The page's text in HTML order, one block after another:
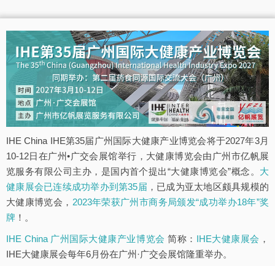
IHE China IHE第35届广州国际大健康产业博览会将于2027年3月
10-12日在广州•广交会展馆举行，大健康博览会由广州市亿帆展
览服务有限公司主办，是国内首个提出“大健康博览会”概念。 大
健康展会已连续成功举办到第35届 ，已成为亚太地区颇具规模的
大健康博览会， 2023年荣获广州市商务局颁发“成功举办18年”奖
牌 ！。
IHE China 广州国际大健康产业博览会 简称： IHE大健康展会 ，
IHE大健康展会每年6月份在广州·广交会展馆隆重举办。